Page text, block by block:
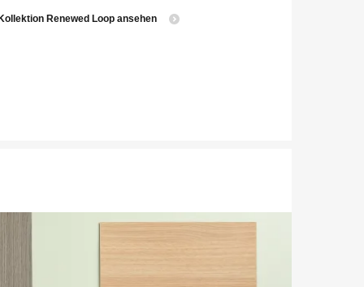
Renewed Loop ansehen